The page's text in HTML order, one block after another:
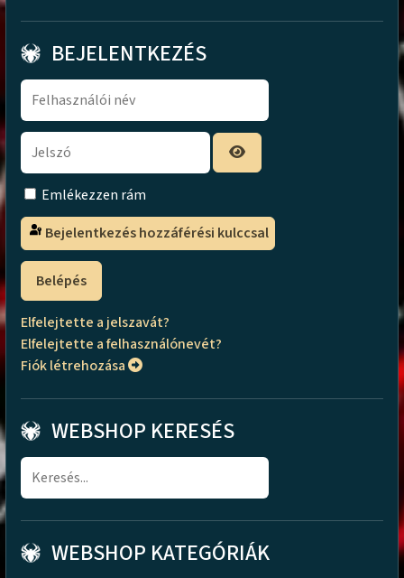
BEJELENTKEZÉS
Emlékezzen rám
Bejelentkezés hozzáférési kulccsal
Belépés
Elfelejtette a jelszavát?
Elfelejtette a felhasználónevét?
Fiók létrehozása
WEBSHOP KERESÉS
WEBSHOP KATEGÓRIÁK